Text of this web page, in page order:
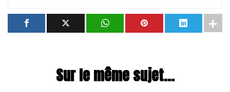
Sur le même sujet...